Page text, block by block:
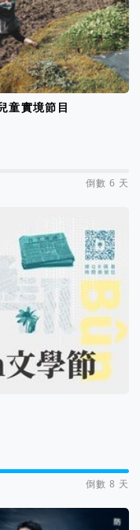
童實境節目
倒數 6 天
倒數 8 天